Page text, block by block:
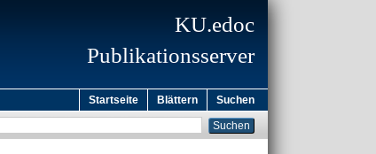
KU.edoc
Publikationsserver
Startseite Blättern Suchen